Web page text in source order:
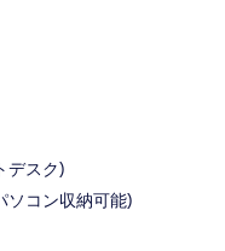
デスク)
ソコン収納可能)